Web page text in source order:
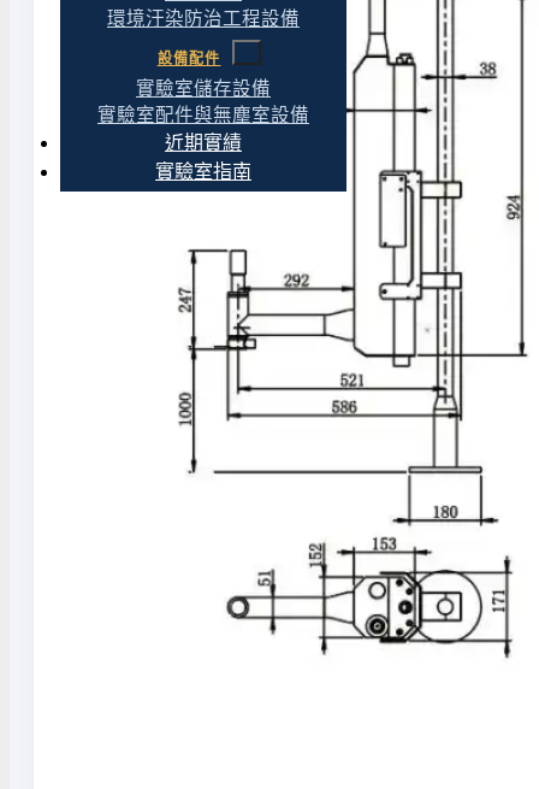
環境汙染防治工程設備
設備配件
實驗室儲存設備
實驗室配件與無塵室設備
近期實績
實驗室指南